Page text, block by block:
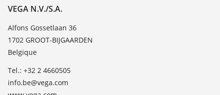
TeamViewer
À propos de VEGA
Contact
News
Presse
Blog
VEGA N.V./S.A.
Alfons Gossetlaan 36
1702 GROOT-BIJGAARDEN
Belgique
Tel.: +32 2 4660505
info.be@vega.com